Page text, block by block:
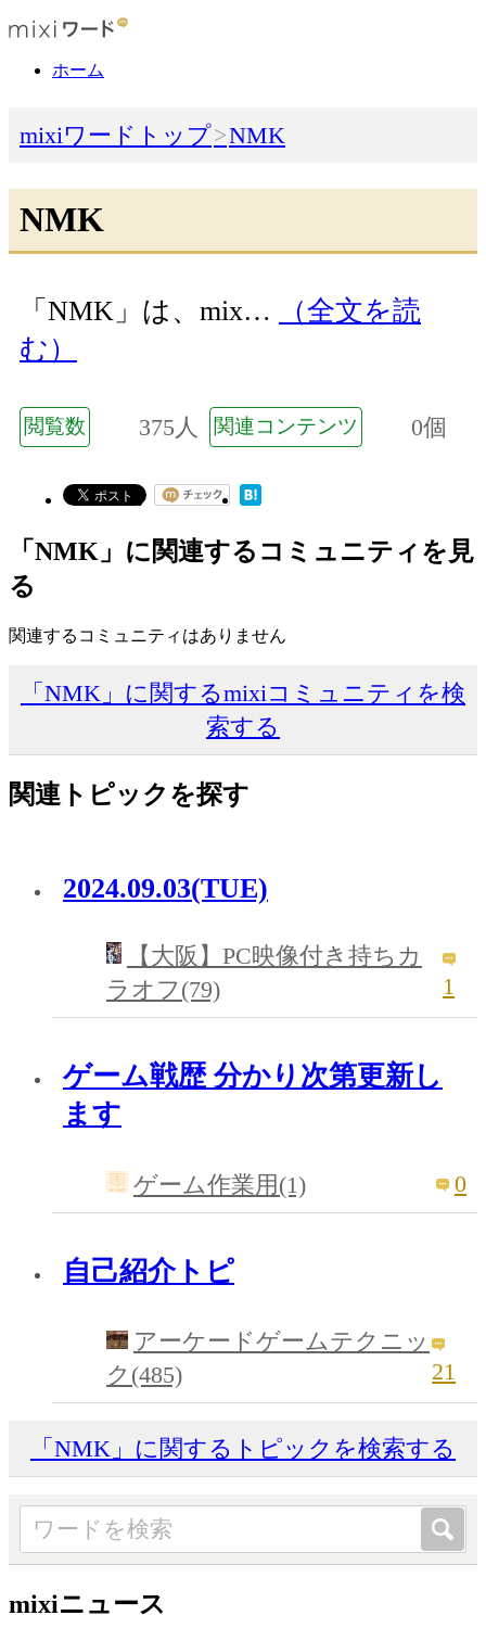
ホーム
mixiワードトップ NMK
NMK
「NMK」は、mix…
（全文を読
む）
閲覧数 375人 関連コンテンツ 0個
「NMK」に関連するコミュニティを見
る
関連するコミュニティはありません
「NMK」に関するmixiコミュニティを検
索する
関連トピックを探す
2024.09.03(TUE)
【大阪】PC映像付き持ちカ
ラオフ(79)
1
ゲーム戦歴 分かり次第更新し
ます
ゲーム作業用(1) 0
自己紹介トピ
アーケードゲームテクニッ
ク(485)
21
「NMK」に関するトピックを検索する
mixiニュース